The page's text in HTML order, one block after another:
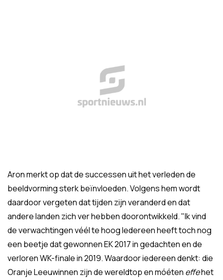
Aron merkt op dat de successen uit het verleden de
beeldvorming sterk beïnvloeden. Volgens hem wordt
daardoor vergeten dat tijden zijn veranderd en dat
andere landen zich ver hebben doorontwikkeld. "Ik vind
de verwachtingen véél te hoog Iedereen heeft toch nog
een beetje dat gewonnen EK 2017 in gedachten en de
verloren WK-finale in 2019. Waardoor iedereen denkt: die
Oranje Leeuwinnen zijn de wereldtop en móéten effehet